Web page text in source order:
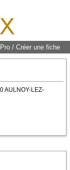
/ Créer une fiche
AULNOY-LEZ-